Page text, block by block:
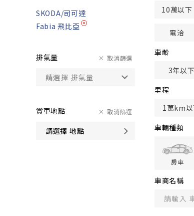
SKODA/司可達
Fabia 飛比亞
排氣量 取消篩選
賞車地點
請選擇 地點
取消篩選
10萬以下
電洽
車齢
3年以下
里程
1萬km以
車輛種類
房車
車商名稱